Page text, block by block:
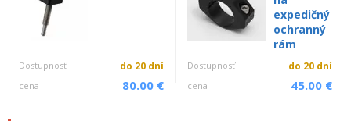
Dostupnosť do 20 dní
cena 80.00 €
expedičný
ochranný
rám
Dostupnosť do 20 dní
cena 45.00 €